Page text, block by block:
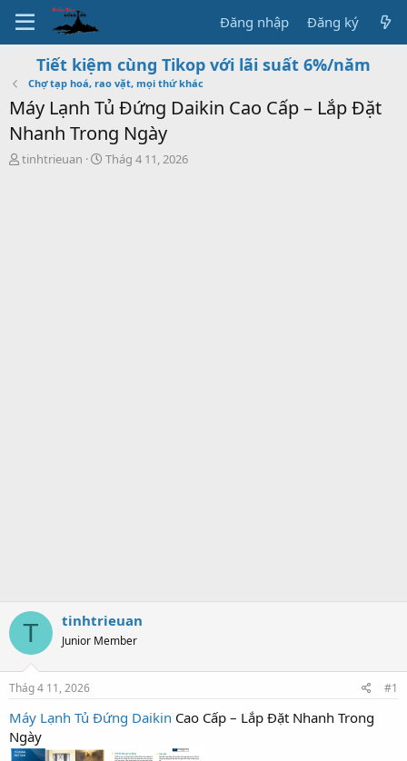
Đăng nhập Đăng ký
Tiết kiệm cùng Tikop với lãi suất 6%/năm
Chợ tạp hoá, rao vặt, mọi thứ khác
Máy Lạnh Tủ Đứng Daikin Cao Cấp – Lắp Đặt
Nhanh Trong Ngày
T
tinhtrieuan
S
Thág 4 11, 2026
T tinhtrieuan
Junior Member
Thág 4 11, 2026 #1
Máy Lạnh Tủ Đứng Daikin Cao Cấp – Lắp Đặt Nhanh Trong
Ngày